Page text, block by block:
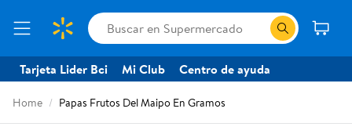
Tarjeta Lider Bci Mi Club Centro de ayuda
Home Papas Frutos Del Maipo En Gramos